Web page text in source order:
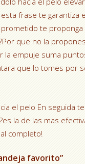
frase te garantiza
te proponga
que no la
la empuje suma
que lo tomes por
el pelo En seguida
la de las mas
completo!
favorito”